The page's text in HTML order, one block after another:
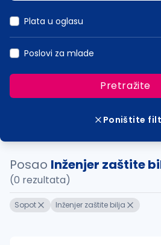
Plata u oglasu
Poslovi za mlade
Pretražite
Poništite
Posao Inženjer zaštite
(0 rezultata)
Sopot Inženjer zaštite bilja